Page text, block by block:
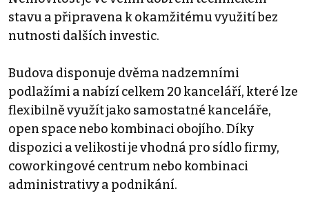
stavu a připravena k okamžitému využití bez
nutnosti dalších investic.
Budova disponuje dvěma nadzemními
podlažími a nabízí celkem 20 kanceláří, které lze
flexibilně využít jako samostatné kanceláře,
open space nebo kombinaci obojího. Díky
dispozici a velikosti je vhodná pro sídlo firmy,
coworkingové centrum nebo kombinaci
administrativy a podnikání.